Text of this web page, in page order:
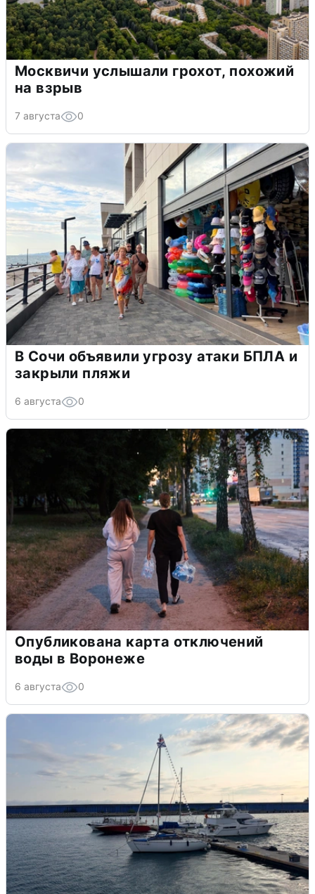
Москвичи услышали грохот, похожий
на взрыв
7 августа 0
В Сочи объявили угрозу атаки БПЛА и
закрыли пляжи
6 августа 0
Опубликована карта отключений
воды в Воронеже
6 августа 0